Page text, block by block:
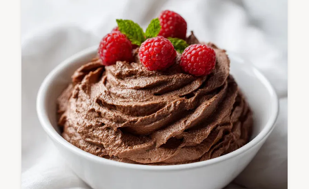
chocolat onctueuse avec notre guide pas à
pas. Recette maison parfaite pour vos
éclairs, choux ou tartes. Prête en 25 min.